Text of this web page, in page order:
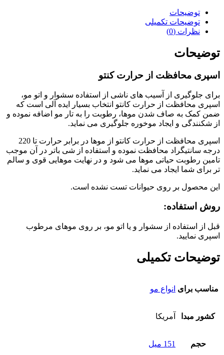
توضیحات
توضیحات تکمیلی
نظرات (0)
توضیحات
اسپری محافظت از حرارت کنتو
برای جلوگیری از آسیب های ناشی از استفاده سشوار و اتو مو،
اسپری محافظت از حرارت کانتو انتخاب بسیار ایده آلی است که
ضمن کمک به صاف شدن موها، رطوبت را به تار مو اضافه نموده و
از شکنندگی و ایجاد موخوره جلوگیری می نماید.
اسپری محافظت از حرارت کانتو از موها در برابر حرارت تا 220
درجه سانتیگراد محافظت نموده و استفاده از شی باتر در آن موجب
تامین رطوبت حیاتی موها می شود و در نهایت موهایی قوی و سالم
تر برای شما ایجاد می نماید.
این محصول بر روی حیوانات تست نشده است.
روش استفاده:
قبل از استفاده از سشوار و یا اتو مو، بر روی موهای مرطوب
اسپری نمایید.
توضیحات تکمیلی
مناسب برای انواع مو
کشور مبدا آمریکا
حجم 151 میل